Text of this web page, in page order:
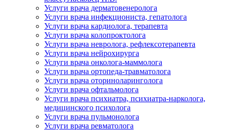
Услуги врача дерматовенеролога
Услуги врача инфекциониста, гепатолога
Услуги врача кардиолога, терапевта
Услуги врача колопроктолога
Услуги врача невролога, рефлексотерапевта
Услуги врача нейрохирурга
Услуги врача онколога-маммолога
Услуги врача ортопеда-травматолога
Услуги врача оториноларинголога
Услуги врача офтальмолога
Услуги врача психиатра, психиатра-нарколога,
медицинского психолога
Услуги врача пульмонолога
Услуги врача ревматолога